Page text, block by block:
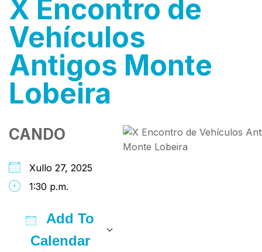
X Encontro de
Vehículos
Antigos Monte
Lobeira
CANDO
Xullo 27, 2025
1:30 p.m.
Add To
Calendar